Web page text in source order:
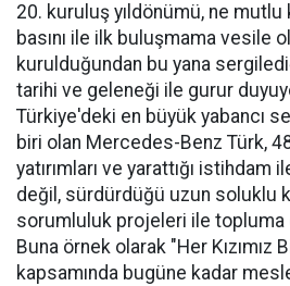
20. kuruluş yıldönümü, ne
basını ile ilk buluşmama vesile
kurulduğundan bu yana
tarihi ve geleneği ile gurur
Türkiye'deki en büyük yabancı
biri olan Mercedes-Benz Türk,
yatırımları ve yarattığı
değil, sürdürdüğü uzun soluklu
sorumluluk projeleri ile topluma
Buna örnek olarak "Her Kızımız
kapsamında bugüne kadar